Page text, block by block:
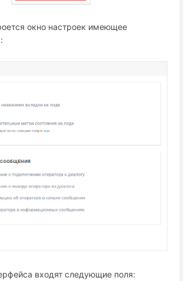
окно настроек имеющее
входят следующие поля: